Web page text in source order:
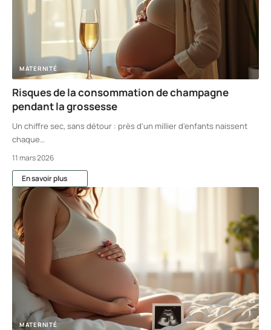
MATERNITÉ
Risques de la consommation de champagne
pendant la grossesse
Un chiffre sec, sans détour : près d'un millier d'enfants naissent
chaque…
11 mars 2026
En savoir plus
MATERNITÉ